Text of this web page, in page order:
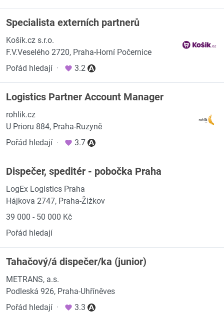
Specialista externích partnerů
Košík.cz s.r.o.
F.V.Veselého 2720, Praha-Horní Počernice
Pořád hledají · 3.2
Logistics Partner Account Manager
rohlik.cz
U Prioru 884, Praha-Ruzyně
Pořád hledají · 3.7
Dispečer, speditér - pobočka Praha
LogEx Logistics Praha
Hájkova 2747, Praha-Žižkov
39 000 - 50 000 Kč
Pořád hledají
Tahačový/á dispečer/ka (junior)
METRANS, a.s.
Podleská 926, Praha-Uhříněves
Pořád hledají · 3.3